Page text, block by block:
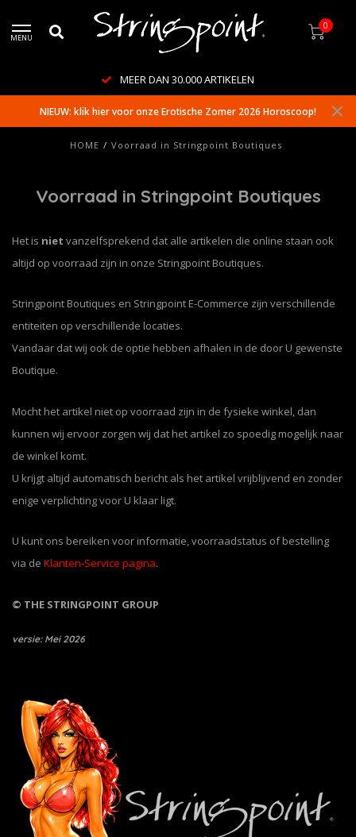
MENU
0
MEER DAN 30.000 ARTIKELEN
NIEUW: klik hier voor onze Erotische Zomer 2026 Horoscoop!
HOME / Voorraad in Stringpoint Boutiques
Voorraad in Stringpoint Boutiques
Het is niet vanzelfsprekend dat alle artikelen die online staan ook
altijd op voorraad zijn in onze Stringpoint Boutiques.
Stringpoint Boutiques en Stringpoint E-Commerce zijn verschillende
entiteiten op verschillende locaties.
Vandaar dat wij ook de optie hebben afhalen in de door U gewenste
Boutique.
Mocht het artikel niet op voorraad zijn in de fysieke winkel, dan
kunnen wij ervoor zorgen wij dat het artikel zo spoedig mogelijk naar
de winkel komt.
U krijgt altijd automatisch bericht als het artikel vrijblijvend en zonder
enige verplichting voor U klaar ligt.
U kunt ons bereiken voor informatie, voorraadstatus of bestelling
via de Klanten-Service pagina.
© THE STRINGPOINT GROUP
versie: Mei 2026